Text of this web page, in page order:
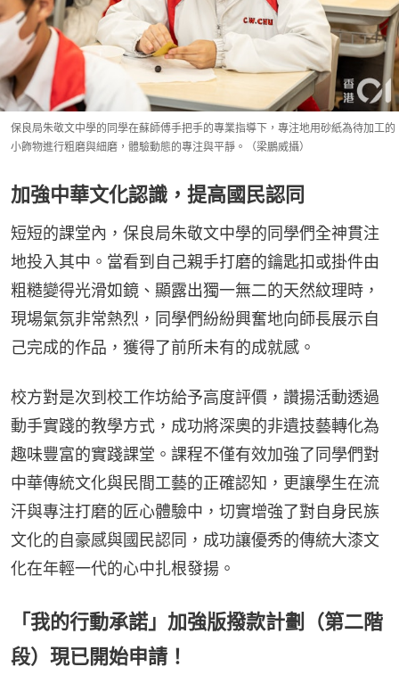
保良局朱敬文中學的同學在蘇師傅手把手的專業指導下，專注地用砂紙為待加工的
小飾物進行粗磨與細磨，體驗動態的專注與平靜。（梁鵬威攝）
加強中華文化認識，提高國民認同
短短的課堂內，保良局朱敬文中學的同學們全神貫注
地投入其中。當看到自己親手打磨的鑰匙扣或掛件由
粗糙變得光滑如鏡、顯露出獨一無二的天然紋理時，
現場氣氛非常熱烈，同學們紛紛興奮地向師長展示自
己完成的作品，獲得了前所未有的成就感。
校方對是次到校工作坊給予高度評價，讚揚活動透過
動手實踐的教學方式，成功將深奧的非遺技藝轉化為
趣味豐富的實踐課堂。課程不僅有效加強了同學們對
中華傳統文化與民間工藝的正確認知，更讓學生在流
汗與專注打磨的匠心體驗中，切實增強了對自身民族
文化的自豪感與國民認同，成功讓優秀的傳統大漆文
化在年輕一代的心中扎根發揚。
「我的行動承諾」加強版撥款計劃（第二階
段）現已開始申請！